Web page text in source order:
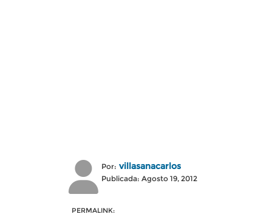
Por: villasanacarlos
Publicada: Agosto 19, 2012
PERMALINK: